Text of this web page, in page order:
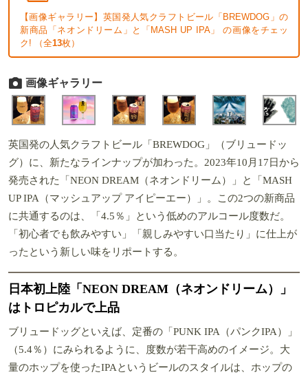
【画像ギャラリー】英国発人気クラフトビール「BREWDOG」の
新商品「ネオンドリーム」と「MASH UP IPA」 の画像をチェッ
ク! （全13枚）
画像ギャラリー
英国発の人気クラフトビール「BREWDOG」（ブリュードッ
グ）に、新たなラインナップが加わった。2023年10月17日から
発売された「NEON DREAM（ネオンドリーム）」と「MASH
UP IPA（マッシュアップ アイピーエー）」。この2つの新商品
に共通するのは、「4.5％」という低めのアルコール度数だ。
「初心者でも飲みやすい」「親しみやすい口当たり」に仕上が
ったという新しい味をリポートする。
日本初上陸「NEON DREAM（ネオンドリーム）」
はトロピカルで上品
ブリュードッグといえば、定番の「PUNK IPA（パンクIPA）」
（5.4％）にみられるように、度数が若干高めのイメージ。大
量のホップを使ったIPAというビールのスタイルは、ホップの